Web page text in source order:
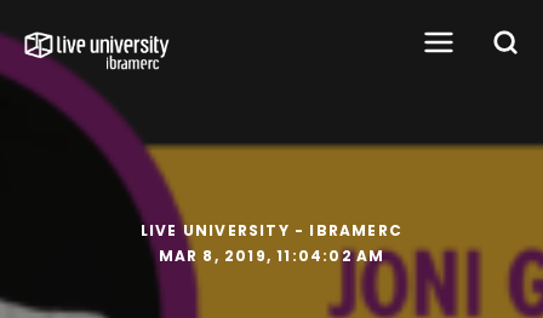
LIVE UNIVERSITY - IBRAMERC
MAR 8, 2019, 11:04:02 AM